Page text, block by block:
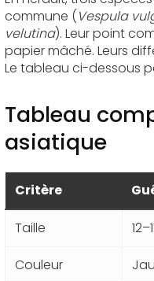
commune (Vespula
velutina). Leur point
papier mâché. Leurs
Le tableau ci-dessous
Tableau
asiatique
Critère
Taille
Couleur